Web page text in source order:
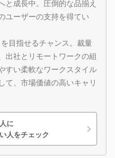
と成長中。圧倒的な品揃え
ユーザーの支持を得てい
目指せるチャンス。裁量
出社とリモートワークの組
すい柔軟なワークスタイル
て、市場価値の高いキャリ
に
人をチェック